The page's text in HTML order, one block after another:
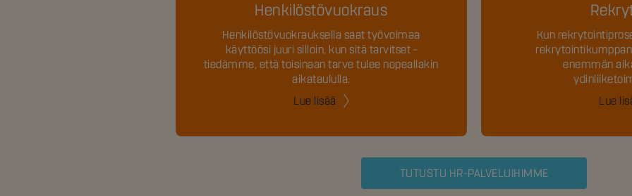
Henkilöstövuokraus
Henkilöstövuokrauksella saat työvoimaa
käyttöösi juuri silloin, kun sitä tarvitset –
tiedämme, että toisinaan tarve tulee nopeallakin
aikataululla.
Lue lisää
Kun
enemmän
Lue
TUTUSTU HR-PALVELUIHIMME